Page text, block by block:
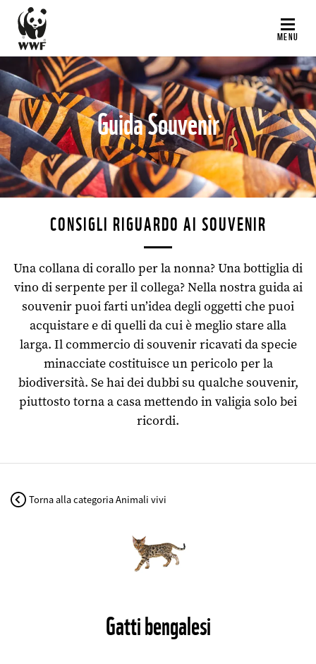
Salta
contenuto
principale
MENU
Guida Souvenir
CONSIGLI RIGUARDO AI SOUVENIR
Una collana di corallo per la nonna? Una bottiglia di
vino di serpente per il collega? Nella nostra guida ai
souvenir puoi farti un’idea degli oggetti che puoi
acquistare e di quelli da cui è meglio stare alla
larga. Il commercio di souvenir ricavati da specie
minacciate costituisce un pericolo per la
biodiversità. Se hai dei dubbi su qualche souvenir,
piuttosto torna a casa mettendo in valigia solo bei
ricordi.
Torna alla categoria Animali vivi
Gatti bengalesi